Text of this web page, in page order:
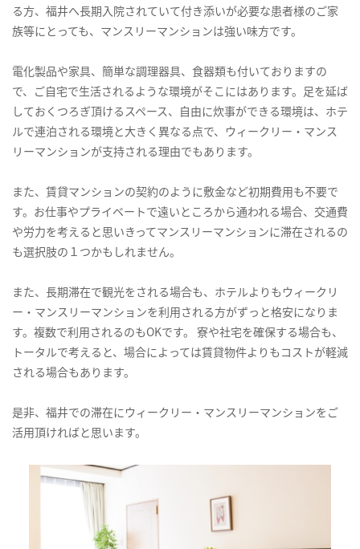
る方、福井へ長期入院されていて付き添いが必要な患者様のご家
族等にとっても、マンスリーマンションは強い味方です。
電化製品や家具、簡単な調理器具、食器類も付いておりますの
で、ご自宅で生活されるような環境がそこにはあります。足を延ば
しておくつろぎ頂けるスペース、自由に炊事ができる環境は、ホテ
ルで連泊される環境と大きく異なる点で、ウィークリー・マンス
リーマンションが支持される理由でもあります。
また、賃貸マンションの契約のように敷金など初期費用も不要で
す。お仕事やプライベートで遠いところから通われる場合、交通費
や労力を考えると思いきってマンスリーマンションに滞在されるの
も選択肢の１つかもしれません。
また、長期滞在で観光をされる場合も、ホテルよりもウィークリ
ー・マンスリーマンションを利用される方がずっと格安になりま
す。複数で利用されるのもOKです。 寮や社宅を確保する場合も、
トータルで考えると、場合によっては賃貸物件よりもコストが軽減
される場合もあります。
是非、福井での滞在にウィークリー・マンスリーマンションをご
活用頂ければと思います。